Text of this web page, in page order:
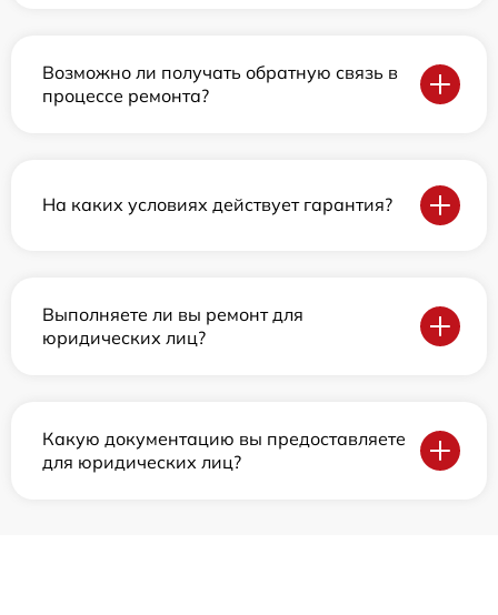
Возможно ли получать обратную связь в
процессе ремонта?
На каких условиях действует гарантия?
Выполняете ли вы ремонт для
юридических лиц?
Какую документацию вы предоставляете
для юридических лиц?